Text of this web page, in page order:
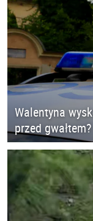
Walentyna
przed gwałtem?